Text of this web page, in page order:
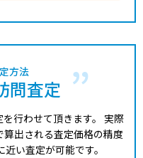
方法
問査定
行わせて頂きます。 実際
出される査定価格の精度
い査定が可能です。